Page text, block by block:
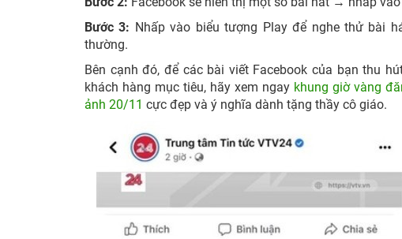
Bước 3: Nhấp vào biểu tượng Play để nghe thử bài
thường.
Bên cạnh đó, để các bài viết Facebook của bạn thu
khách hàng mục tiêu, hãy xem ngay khung giờ vàng
ảnh 20/11 cực đẹp và ý nghĩa dành tặng thầy cô giáo.